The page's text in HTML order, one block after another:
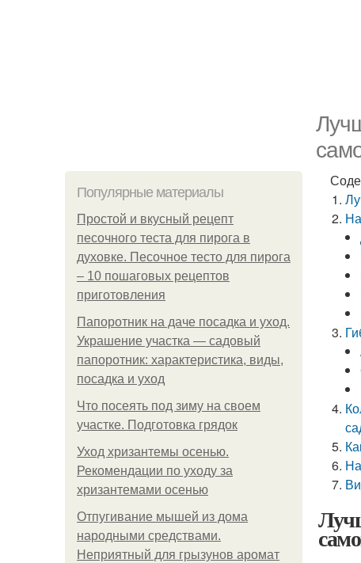
Популярные материалы
Простой и вкусный рецепт
песочного теста для пирога в
духовке. Песочное тесто для пирога
– 10 пошаговых рецептов
приготовления
Папоротник на даче посадка и уход.
Украшение участка — садовый
папоротник: характеристика, виды,
посадка и уход
Что посеять под зиму на своем
участке. Подготовка грядок
Уход хризантемы осенью.
Рекомендации по уходу за
хризантемами осенью
Отпугивание мышей из дома
народными средствами.
Неприятный для грызунов аромат